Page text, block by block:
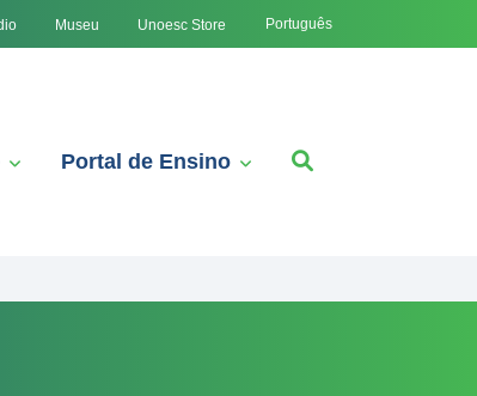
Museu Unoesc Store Português
Portal de Ensino